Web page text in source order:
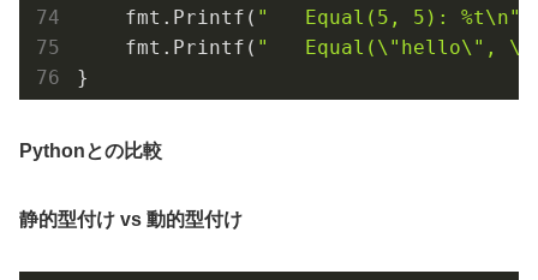
    fmt.Printf(
"   Equal(5, 5): %t\n"
    fmt.Printf(
"   Equal(\"hello\",
Pythonとの比較
静的型付け vs 動的型付け